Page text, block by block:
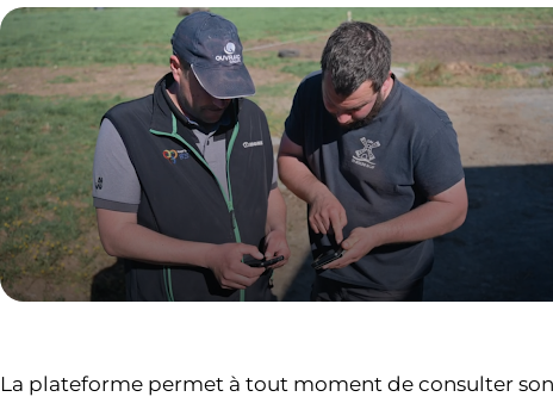
La plateforme permet à tout moment de consulter